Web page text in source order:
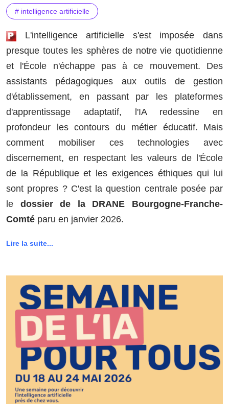
# intelligence artificielle
L'intelligence artificielle s'est imposée dans
presque toutes les sphères de notre vie quotidienne
et l'École n'échappe pas à ce mouvement. Des
assistants pédagogiques aux outils de gestion
d'établissement, en passant par les plateformes
d'apprentissage adaptatif, l'IA redessine en
profondeur les contours du métier éducatif. Mais
comment mobiliser ces technologies avec
discernement, en respectant les valeurs de l'École
de la République et les exigences éthiques qui lui
sont propres ? C'est la question centrale posée par
le dossier de la DRANE Bourgogne-Franche-
Comté paru en janvier 2026.
Lire la suite...